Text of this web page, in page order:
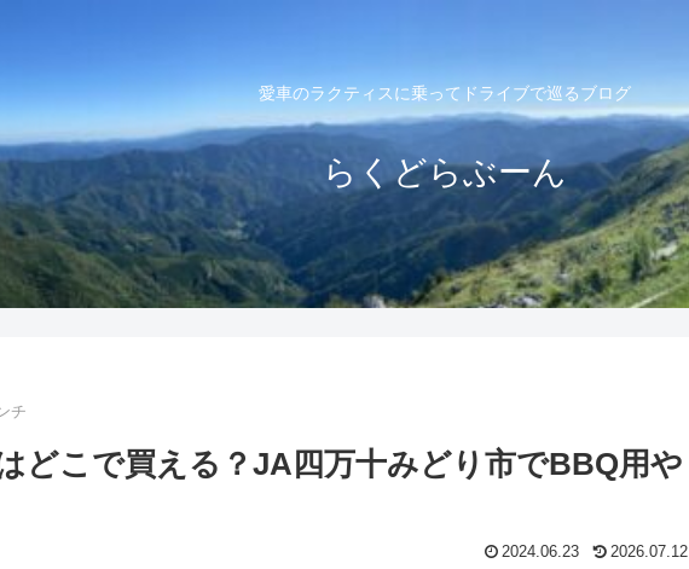
愛車のラクティスに乗ってドライブで巡るブログ
らくどらぶーん
チ
どこで買える？JA四万十みどり市でBBQ用や
2024.06.23 2026.07.12